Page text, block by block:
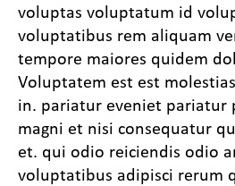
voluptas voluptatum id
voluptatibus rem aliquam
tempore maiores quidem
Voluptatem est est
in. pariatur eveniet pariatur
magni et nisi consequatur
et. qui odio reiciendis odio
voluptatibus adipisci rerum